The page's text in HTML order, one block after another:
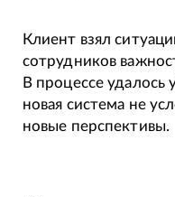
Клиент взял
сотрудников
В процессе
новая система не
новые перспективы.